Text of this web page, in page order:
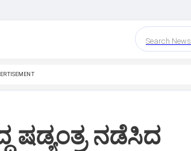
Search News
ಷಡ್ಯಂತ್ರ ನಡೆಸಿದ